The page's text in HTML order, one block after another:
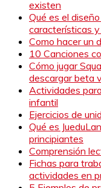
existen
Qué es el
características
Como hacer un
10 Canciones
Cómo jugar
descargar beta
Actividades
infantil
Ejercicios de
Qué es
principiantes
Comprensión
Fichas para
actividades en